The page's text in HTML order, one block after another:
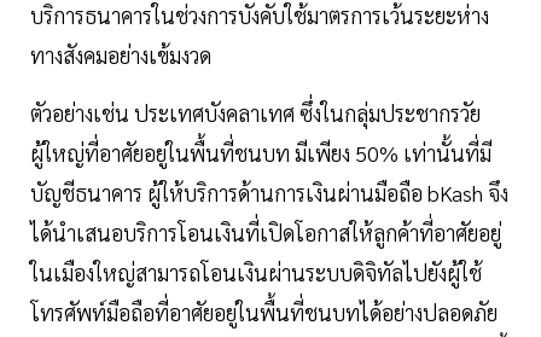
บริการธนาคารในช่วงการบังคับใช้มาตรการเว้นระยะห่าง
ทางสังคมอย่างเข้มงวด
ตัวอย่างเช่น ประเทศบังคลาเทศ ซึ่งในกลุ่มประชากรวัย
ผู้ใหญ่ที่อาศัยอยู่ในพื้นที่ชนบท มีเพียง 50% เท่านั้นที่มี
บัญชีธนาคาร ผู้ให้บริการด้านการเงินผ่านมือถือ bKash จึง
ได้นำเสนอบริการโอนเงินที่เปิดโอกาสให้ลูกค้าที่อาศัยอยู่
ในเมืองใหญ่สามารถโอนเงินผ่านระบบดิจิทัลไปยังผู้ใช้
โทรศัพท์มือถือที่อาศัยอยู่ในพื้นที่ชนบทได้อย่างปลอดภัย